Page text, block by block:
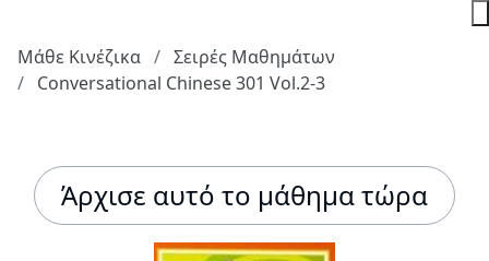
Μάθε Κινέζικα
Σειρές Μαθημάτων
Conversational Chinese 301 Vol.2-3
Άρχισε αυτό το μάθημα τώρα